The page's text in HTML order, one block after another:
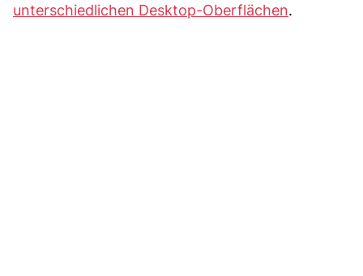
unterschiedlichen Desktop-Oberflächen.